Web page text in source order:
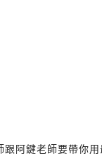
阿鍵老師要帶你用